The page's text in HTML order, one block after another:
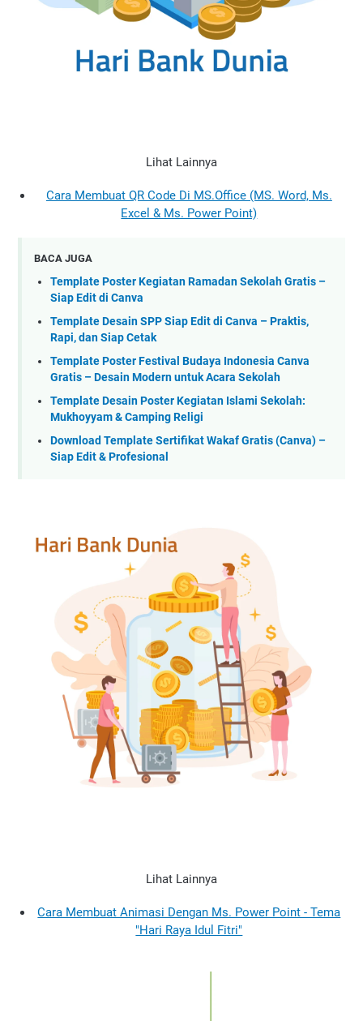
Lihat Lainnya
Cara Membuat QR Code Di MS.Office (MS. Word, Ms.
Excel & Ms. Power Point)
BACA JUGA
Template Poster Kegiatan Ramadan Sekolah Gratis –
Siap Edit di Canva
Template Desain SPP Siap Edit di Canva – Praktis,
Rapi, dan Siap Cetak
Template Poster Festival Budaya Indonesia Canva
Gratis – Desain Modern untuk Acara Sekolah
Template Desain Poster Kegiatan Islami Sekolah:
Mukhoyyam & Camping Religi
Download Template Sertifikat Wakaf Gratis (Canva) –
Siap Edit & Profesional
Lihat Lainnya
Cara Membuat Animasi Dengan Ms. Power Point - Tema
"Hari Raya Idul Fitri"